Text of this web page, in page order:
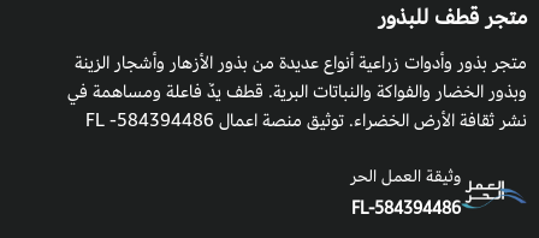
متجر قطف للبذور
متجر بذور وأدوات زراعية أنواع عديدة من بذور الأزهار وأشجار الزينة
وبذور الخضار والفواكة والنباتات البرية. قطف يدٌ فاعلة ومساهمة في
نشر ثقافة الأرض الخضراء. توثيق منصة اعمال 584394486- FL
وثيقة العمل الحر
FL-584394486